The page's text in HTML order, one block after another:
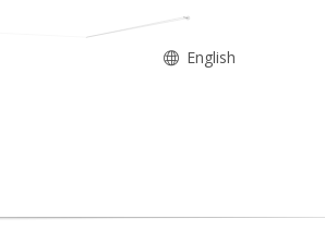
English